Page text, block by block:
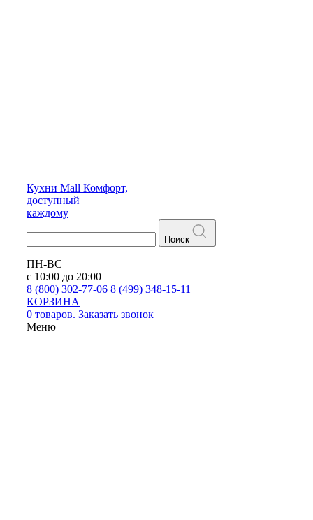
Кухни Mall Комфорт,
доступный
каждому
Поиск
ПН-ВС
с 10:00 до 20:00
8 (800) 302-77-06 8 (499) 348-15-11
КОРЗИНА
0 товаров. Заказать звонок
Меню